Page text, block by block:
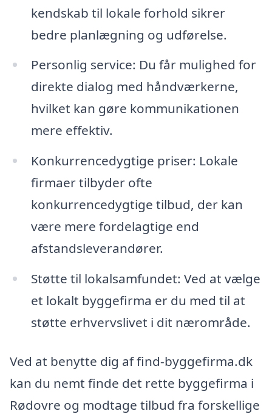
kendskab til lokale forhold sikrer
bedre planlægning og udførelse.
Personlig service: Du får mulighed for
direkte dialog med håndværkerne,
hvilket kan gøre kommunikationen
mere effektiv.
Konkurrencedygtige priser: Lokale
firmaer tilbyder ofte
konkurrencedygtige tilbud, der kan
være mere fordelagtige end
afstandsleverandører.
Støtte til lokalsamfundet: Ved at vælge
et lokalt byggefirma er du med til at
støtte erhvervslivet i dit nærområde.
Ved at benytte dig af find-byggefirma.dk
kan du nemt finde det rette byggefirma i
Rødovre og modtage tilbud fra forskellige